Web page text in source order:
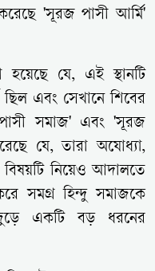
'সূরজ পাসী আর্মি'
হয়েছে যে, এই স্থানটি
ছিল এবং সেখানে শিবের
পাসী সমাজ' এবং 'সূরজ
যে, তারা অযোধ্যা,
নিয়েও আদালতে
সমগ্র হিন্দু সমাজকে
একটি বড় ধরনের